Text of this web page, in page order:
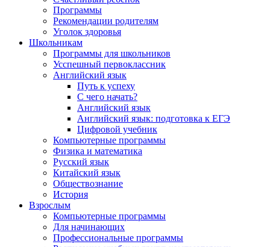
Программы
Рекомендации родителям
Уголок здоровья
Школьникам
Программы для школьников
Усспешный первоклассник
Английский язык
Путь к успеху
С чего начать?
Английский язык
Английский язык: подготовка к ЕГЭ
Цифровой учебник
Компьютерные программы
Физика и математика
Русский язык
Китайский язык
Обществознание
История
Взрослым
Компьютерные программы
Для начинающих
Профессиональные программы